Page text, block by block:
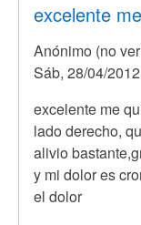
excelente
Anónimo (no
Sáb, 28/04/
En
respuesta
a
Yo
no
excelente me
lado derecho,
alivio
y mi dolor es
el dolor